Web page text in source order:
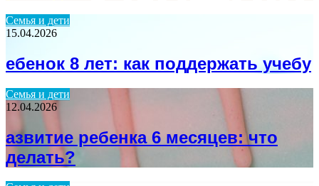
Семья и дети
15.04.2026
ебенок 8 лет: как поддержать учебу
Семья и дети
12.04.2026
азвитие ребенка 6 месяцев: что
делать?